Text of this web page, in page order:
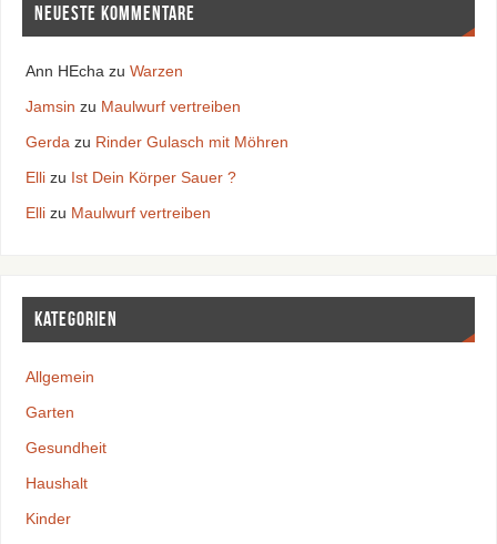
Neueste Kommentare
Ann HEcha zu Warzen
Jamsin zu Maulwurf vertreiben
Gerda zu Rinder Gulasch mit Möhren
Ellizu Ist Dein Körper Sauer ?
Ellizu Maulwurf vertreiben
Kategorien
Allgemein
Garten
Gesundheit
Haushalt
Kinder